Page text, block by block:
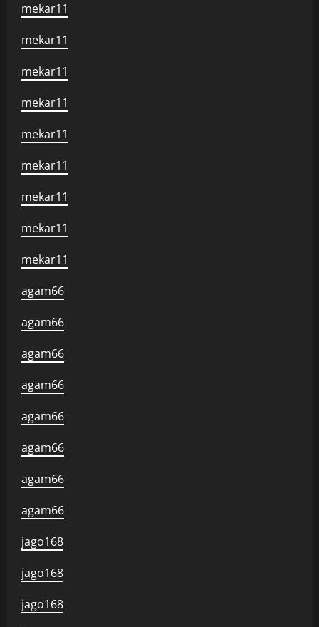
mekar11
mekar11
mekar11
mekar11
mekar11
mekar11
mekar11
mekar11
mekar11
agam66
agam66
agam66
agam66
agam66
agam66
agam66
agam66
jago168
jago168
jago168